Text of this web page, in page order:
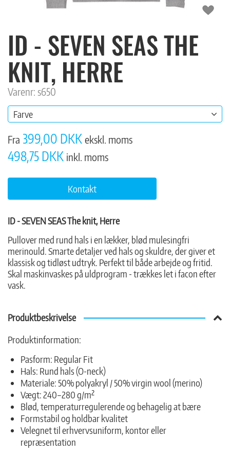
ID - SEVEN SEAS THE
KNIT, HERRE
Varenr: s650
Farve
Fra 399,00 DKK ekskl. moms
498,75 DKK inkl. moms
Kontakt
ID - SEVEN SEAS The knit, Herre
Pullover med rund hals i en lækker, blød mulesingfri
merinould. Smarte detaljer ved hals og skuldre, der giver et
klassisk og tidløst udtryk. Perfekt til både arbejde og fritid.
Skal maskinvaskes på uldprogram - trækkes let i facon efter
vask.
Produktbeskrivelse
Produktinformation:
Pasform: Regular Fit
Hals: Rund hals (O-neck)
Materiale: 50% polyakryl / 50% virgin wool (merino)
Vægt: 240–280 g/m²
Blød, temperaturregulerende og behagelig at bære
Formstabil og holdbar kvalitet
Velegnet til erhvervsuniform, kontor eller
repræsentation